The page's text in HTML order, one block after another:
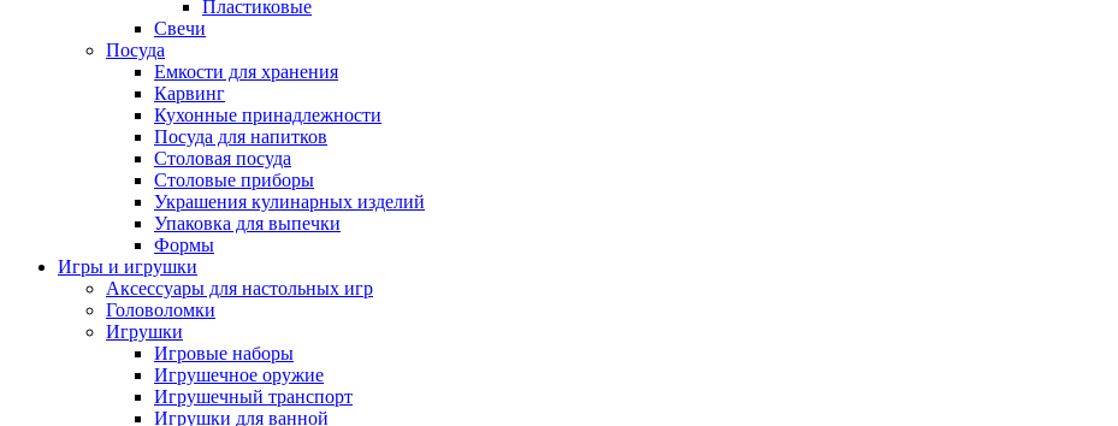
Пластиковые
Свечи
Посуда
Емкости для хранения
Карвинг
Кухонные принадлежности
Посуда для напитков
Столовая посуда
Столовые приборы
Украшения кулинарных изделий
Упаковка для выпечки
Формы
Игры и игрушки
Аксессуары для настольных игр
Головоломки
Игрушки
Игровые наборы
Игрушечное оружие
Игрушечный транспорт
Игрушки для ванной